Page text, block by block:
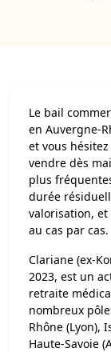
Le bail
en Auvergne-
et vous
vendre dès
plus
durée
valorisation,
au cas par cas.
Clariane (ex-
2023, est un
retraite
nombreux
Rhône (Lyon),
Haute-Savoie